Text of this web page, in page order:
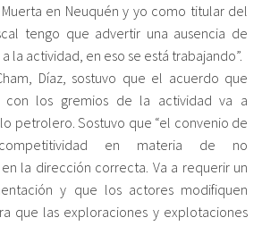
en Neuquén y yo como titular del
tengo que advertir una ausencia de
la actividad, en eso se está trabajando”.
Díaz, sostuvo que el acuerdo que
con los gremios de la actividad va a
petrolero. Sostuvo que “el convenio de
en materia de no
la dirección correcta. Va a requerir un
y que los actores modifiquen
que las exploraciones y explotaciones